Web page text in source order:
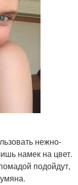
нежно-
намек на цвет.
подойдут,